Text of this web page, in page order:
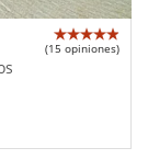
(15 opiniones)